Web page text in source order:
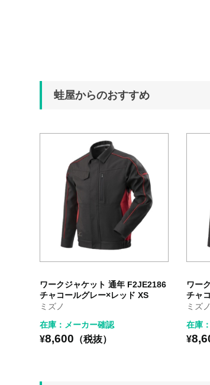
蛙屋からのおすすめ
ワークジャケット 通年 F2JE2186
チャコールグレー×レッド XS
ミズノ
在庫：メーカー確認
¥8,600 （税抜）
ワー
チャ
ミズノ
在庫
¥